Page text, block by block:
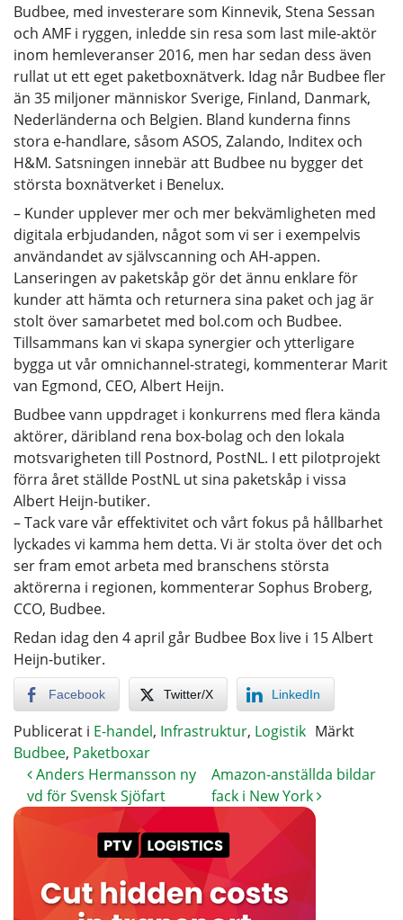
Budbee, med investerare som Kinnevik, Stena Sessan
och AMF i ryggen, inledde sin resa som last mile-aktör
inom hemleveranser 2016, men har sedan dess även
rullat ut ett eget paketboxnätverk. Idag når Budbee fler
än 35 miljoner människor Sverige, Finland, Danmark,
Nederländerna och Belgien. Bland kunderna finns
stora e-handlare, såsom ASOS, Zalando, Inditex och
H&M. Satsningen innebär att Budbee nu bygger det
största boxnätverket i Benelux.
– Kunder upplever mer och mer bekvämligheten med
digitala erbjudanden, något som vi ser i exempelvis
användandet av självscanning och AH-appen.
Lanseringen av paketskåp gör det ännu enklare för
kunder att hämta och returnera sina paket och jag är
stolt över samarbetet med bol.com och Budbee.
Tillsammans kan vi skapa synergier och ytterligare
bygga ut vår omnichannel-strategi, kommenterar Marit
van Egmond, CEO, Albert Heijn.
Budbee vann uppdraget i konkurrens med flera kända
aktörer, däribland rena box-bolag och den lokala
motsvarigheten till Postnord, PostNL. I ett pilotprojekt
förra året ställde PostNL ut sina paketskåp i vissa
Albert Heijn-butiker.
– Tack vare vår effektivitet och vårt fokus på hållbarhet
lyckades vi kamma hem detta. Vi är stolta över det och
ser fram emot arbeta med branschens största
aktörerna i regionen, kommenterar Sophus Broberg,
CCO, Budbee.
Redan idag den 4 april går Budbee Box live i 15 Albert
Heijn-butiker.
Facebook Twitter/X LinkedIn
Publicerat i E-handel, Infrastruktur, Logistik Märkt
Budbee, Paketboxar
Anders Hermansson ny
vd för Svensk Sjöfart
Amazon-anställda bildar
fack i New York